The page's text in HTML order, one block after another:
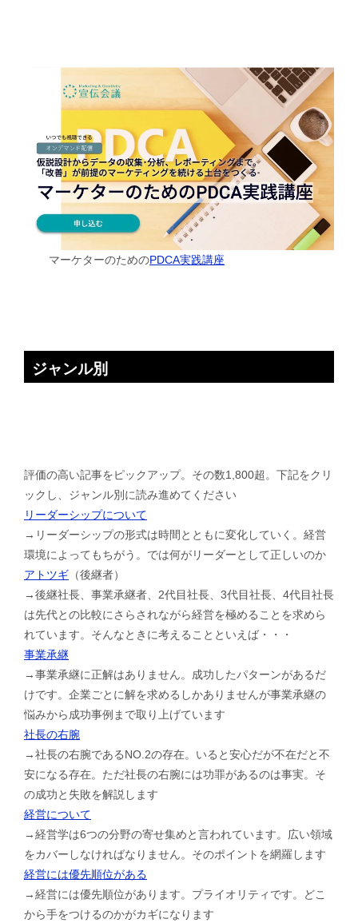
マーケターのためのPDCA実践講座
ジャンル別
評価の高い記事をピックアップ。その数1,800超。下記をクリ
ックし、ジャンル別に読み進めてください
リーダーシップについて
→リーダーシップの形式は時間とともに変化していく。経営
環境によってもちがう。では何がリーダーとして正しいのか
アトツギ （後継者）
→後継社長、事業承継者、2代目社長、3代目社長、4代目社長
は先代との比較にさらされながら経営を極めることを求めら
れています。そんなときに考えることといえば・・・
事業承継
→事業承継に正解はありません。成功したパターンがあるだ
けです。企業ごとに解を求めるしかありませんが事業承継の
悩みから成功事例まで取り上げています
社長の右腕
→社長の右腕であるNO.2の存在。いると安心だが不在だと不
安になる存在。ただ社長の右腕には功罪があるのは事実。そ
の成功と失敗を解説します
経営について
→経営学は6つの分野の寄せ集めと言われています。広い領域
をカバーしなければなりません。そのポイントを網羅します
経営には優先順位がある
→経営には優先順位があります。プライオリティです。どこ
から手をつけるのかがカギになります